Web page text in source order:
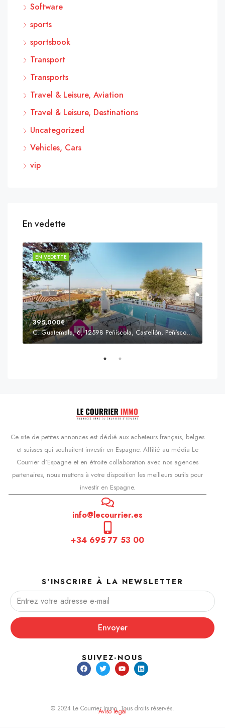
Software
sports
sportsbook
Transport
Transports
Travel & Leisure, Aviation
Travel & Leisure, Destinations
Uncategorized
Vehicles, Cars
vip
En vedette
EN VEDETTE
395,000€
C. Guatemala, 6, 12598 Peñíscola, Castellón, Peñíscola, Communauté valencienne
Ce site de petites annonces est dédié aux acheteurs français, belges
et suisses qui souhaitent investir en Espagne. Affilié au média Le
Courrier d'Espagne et en étroite collaboration avec nos agences
partenaires, nous mettons à votre disposition les meilleurs outils pour
investir en Espagne.
info@lecourrier.es
+34 695 77 53 00
S'INSCRIRE À LA NEWSLETTER
Envoyer
SUIVEZ-NOUS
© 2024 Le Courrier Immo. Tous droits réservés.
Aviso legal